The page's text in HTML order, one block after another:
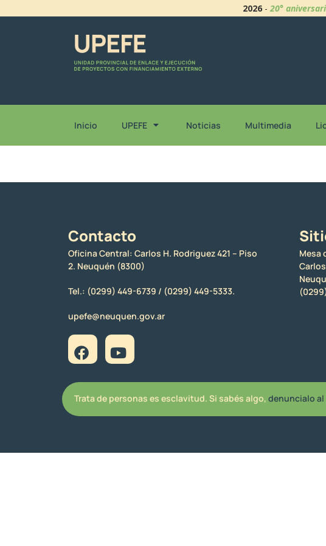
2026 -20°
Inicio UPEFE Noticias Multimedia
Contacto
Oficina Central: Carlos H. Rodriguez 421 – Piso
2. Neuquén (8300)
Tel.: (0299) 449-6739 / (0299) 449-5333.
upefe@neuquen.gov.ar
Mesa
Trata de personas es esclavitud. Si sabés algo, denuncialo al